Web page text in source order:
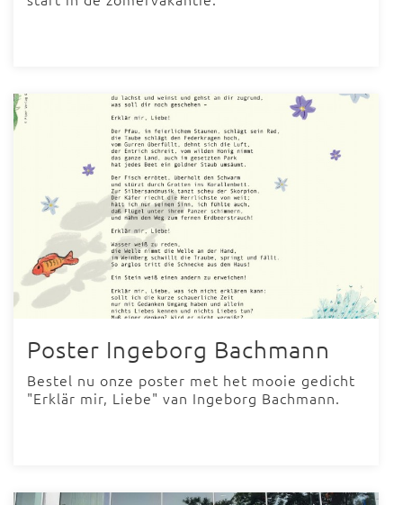
Poster Ingeborg Bachmann
Bestel nu onze poster met het mooie gedicht
"Erklär mir, Liebe" van Ingeborg Bachmann.